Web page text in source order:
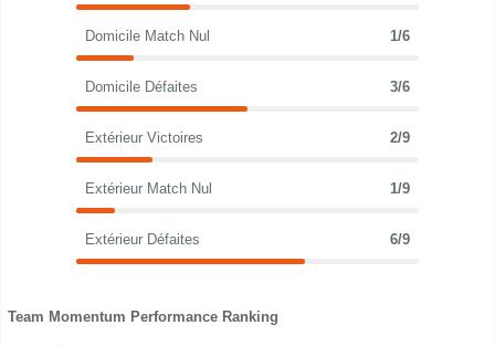
Domicile Match Nul 1/6
Domicile Défaites 3/6
Extérieur Victoires 2/9
Extérieur Match Nul 1/9
Extérieur Défaites 6/9
Team Momentum Performance Ranking